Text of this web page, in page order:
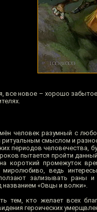
все новое – хорошо
человек разумный с
ритуальным смыслом и
периодов человечества,
пытается пройти
короткий промежуток
ведь
зализывать раны
названием «Овцы и волки».
тем, кто желает всех
героических